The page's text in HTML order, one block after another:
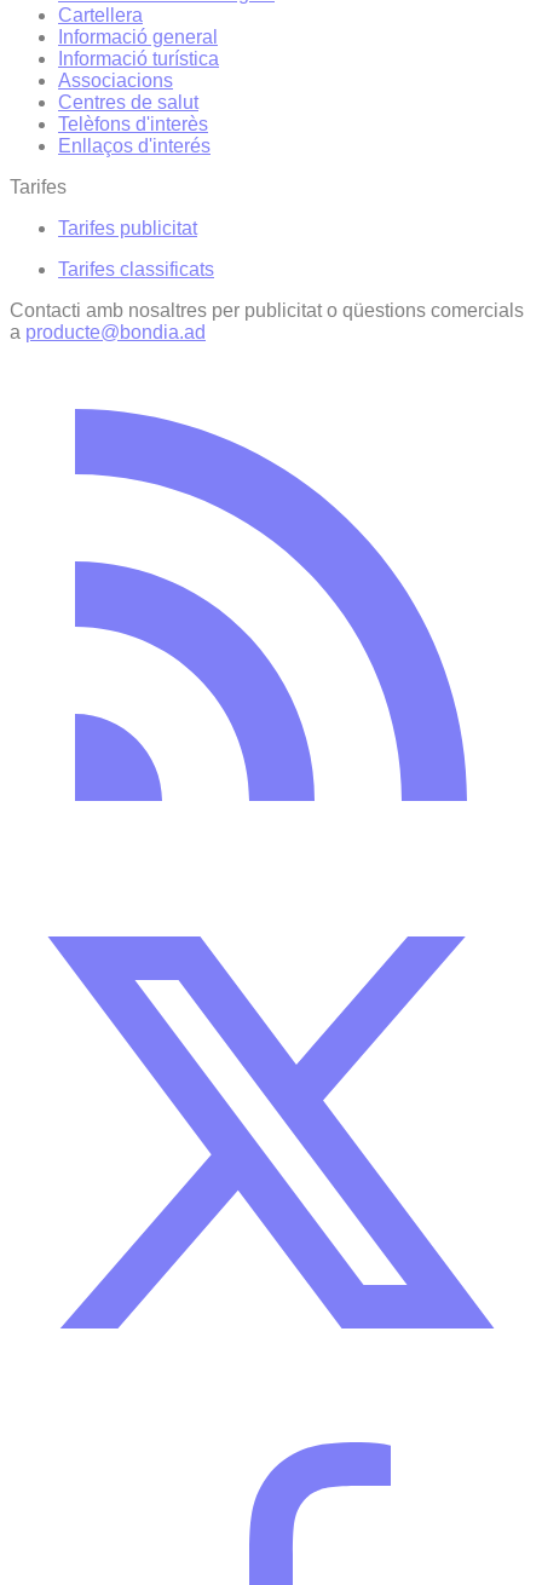
Cartellera
Informació general
Informació turística
Associacions
Centres de salut
Telèfons d'interès
Enllaços d'interés
Tarifes
Tarifes publicitat
Tarifes classificats
Contacti amb nosaltres per publicitat o qüestions comercials
a producte@bondia.ad